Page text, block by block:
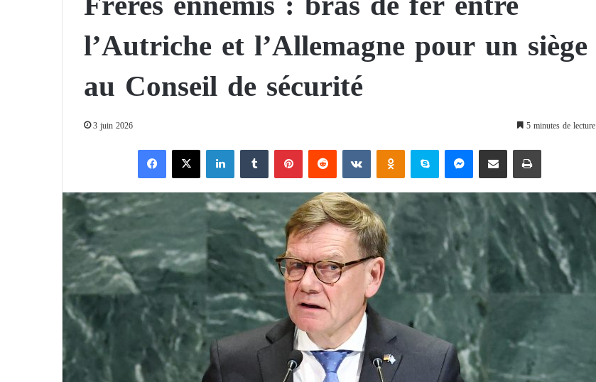
l’Autriche et l’Allemagne pour un siège
au Conseil de sécurité
3 juin 2026 5 minutes de lecture
X